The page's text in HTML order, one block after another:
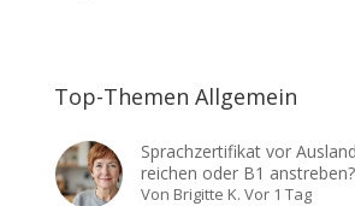
Top-Themen Allgemein
Sprachzertifikat vor
reichen oder B1 anstreben?
Von Brigitte K. Vor 1 Tag